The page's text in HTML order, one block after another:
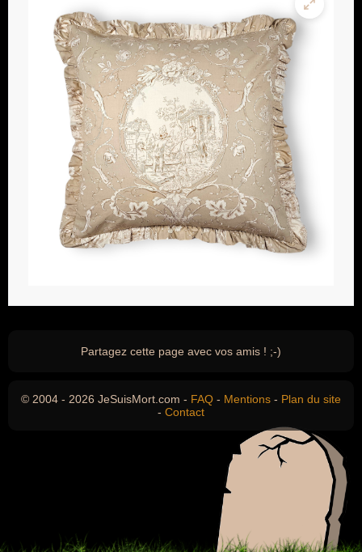
Partagez cette page avec vos amis ! ;-)
© 2004 - 2026 JeSuisMort.com - FAQ - Mentions - Plan du site
- Contact